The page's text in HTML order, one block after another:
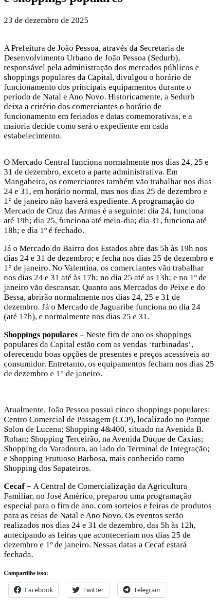
23 de dezembro de 2025
A Prefeitura de João Pessoa, através da Secretaria de
Desenvolvimento Urbano de João Pessoa (Sedurb),
responsável pela administração dos mercados públicos e
shoppings populares da Capital, divulgou o horário de
funcionamento dos principais equipamentos durante o
período de Natal e Ano Novo. Historicamente, a Sedurb
deixa a critério dos comerciantes o horário de
funcionamento em feriados e datas comemorativas, e a
maioria decide como será o expediente em cada
estabelecimento.
O Mercado Central funciona normalmente nos dias 24, 25 e
31 de dezembro, exceto a parte administrativa. Em
Mangabeira, os comerciantes também vão trabalhar nos dias
24 e 31, em horário normal, mas nos dias 25 de dezembro e
1° de janeiro não haverá expediente. A programação do
Mercado de Cruz das Armas é a seguinte: dia 24, funciona
até 19h; dia 25, funciona até meio-dia; dia 31, funciona até
18h; e dia 1º é fechado.
Já o Mercado do Bairro dos Estados abre das 5h às 19h nos
dias 24 e 31 de dezembro; e fecha nos dias 25 de dezembro e
1° de janeiro. No Valentina, os comerciantes vão trabalhar
nos dias 24 e 31 até às 17h; no dia 25 até as 13h; e no 1º de
janeiro vão descansar. Quanto aos Mercados do Peixe e do
Bessa, abrirão normalmente nos dias 24, 25 e 31 de
dezembro. Já o Mercado de Jaguaribe funciona no dia 24
(até 17h), e normalmente nos dias 25 e 31.
Shoppings populares – Neste fim de ano os shoppings
populares da Capital estão com as vendas ‘turbinadas’,
oferecendo boas opções de presentes e preços acessíveis ao
consumidor. Entretanto, os equipamentos fecham nos dias 25
de dezembro e 1° de janeiro.
Atualmente, João Pessoa possui cinco shoppings populares:
Centro Comercial de Passagem (CCP), localizado no Parque
Solon de Lucena; Shopping 4&400, situado na Avenida B.
Rohan; Shopping Terceirão, na Avenida Duque de Caxias;
Shopping do Varadouro, ao lado do Terminal de Integração;
e Shopping Frutuoso Barbosa, mais conhecido como
Shopping dos Sapateiros.
Cecaf – A Central de Comercialização da Agricultura
Familiar, no José Américo, preparou uma programação
especial para o fim de ano, com sorteios e feiras de produtos
para as ceias de Natal e Ano Novo. Os eventos serão
realizados nos dias 24 e 31 de dezembro, das 5h às 12h,
antecipando as feiras que aconteceriam nos dias 25 de
dezembro e 1º de janeiro. Nessas datas a Cecaf estará
fechada.
Compartilhe isso:
Facebook Twitter Telegram